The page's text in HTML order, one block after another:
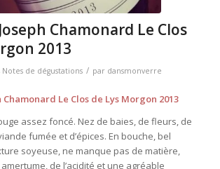
Chamonard Le Clos
2013
Notes de dégustations / par dansmonverre
Chamonard Le Clos de Lys Morgon 2013
assez foncé. Nez de baies, de fleurs, de
fumée et d’épices. En bouche, bel
soyeuse, ne manque pas de matière,
de l’acidité et une agréable